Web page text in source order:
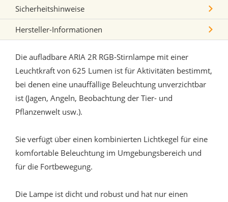
Sicherheitshinweise
Hersteller-Informationen
Die aufladbare ARIA 2R RGB-Stirnlampe mit einer
Leuchtkraft von 625 Lumen ist für Aktivitäten bestimmt,
bei denen eine unauffällige Beleuchtung unverzichtbar
ist (Jagen, Angeln, Beobachtung der Tier- und
Pflanzenwelt usw.).
Sie verfügt über einen kombinierten Lichtkegel für eine
komfortable Beleuchtung im Umgebungsbereich und
für die Fortbewegung.
Die Lampe ist dicht und robust und hat nur einen